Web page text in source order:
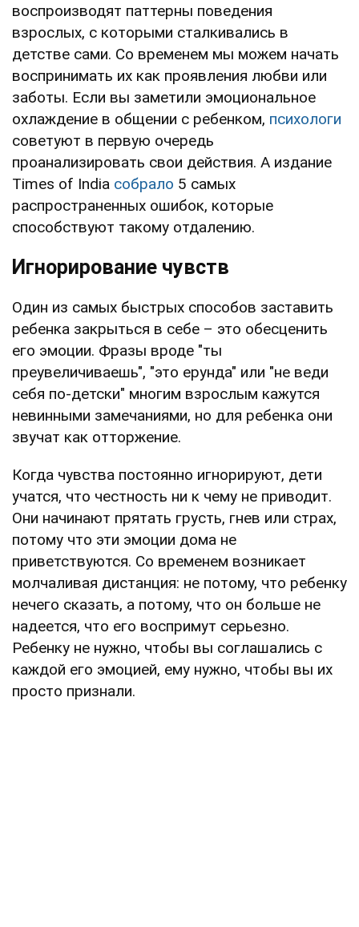
воспроизводят паттерны поведения
взрослых, с которыми сталкивались в
детстве сами. Со временем мы можем начать
воспринимать их как проявления любви или
заботы. Если вы заметили эмоциональное
охлаждение в общении с ребенком, психологи
советуют в первую очередь
проанализировать свои действия. А издание
Times of India собрало 5 самых
распространенных ошибок, которые
способствуют такому отдалению.
Игнорирование чувств
Один из самых быстрых способов заставить
ребенка закрыться в себе – это обесценить
его эмоции. Фразы вроде "ты
преувеличиваешь", "это ерунда" или "не веди
себя по-детски" многим взрослым кажутся
невинными замечаниями, но для ребенка они
звучат как отторжение.
Когда чувства постоянно игнорируют, дети
учатся, что честность ни к чему не приводит.
Они начинают прятать грусть, гнев или страх,
потому что эти эмоции дома не
приветствуются. Со временем возникает
молчаливая дистанция: не потому, что ребенку
нечего сказать, а потому, что он больше не
надеется, что его воспримут серьезно.
Ребенку не нужно, чтобы вы соглашались с
каждой его эмоцией, ему нужно, чтобы вы их
просто признали.